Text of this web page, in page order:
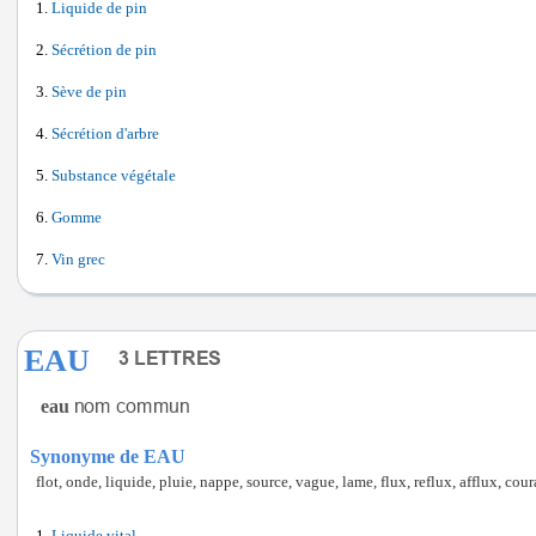
Liquide de pin
Sécrétion de pin
Sève de pin
Sécrétion d'arbre
Substance végétale
Gomme
Vin grec
EAU
eau
Synonyme de EAU
flot, onde, liquide, pluie, nappe, source, vague, lame, flux, reflux, afflux,